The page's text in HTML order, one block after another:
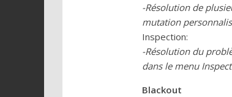
-Résolution de
mutation
Inspection:
-Résolution du
dans le menu
Blackout